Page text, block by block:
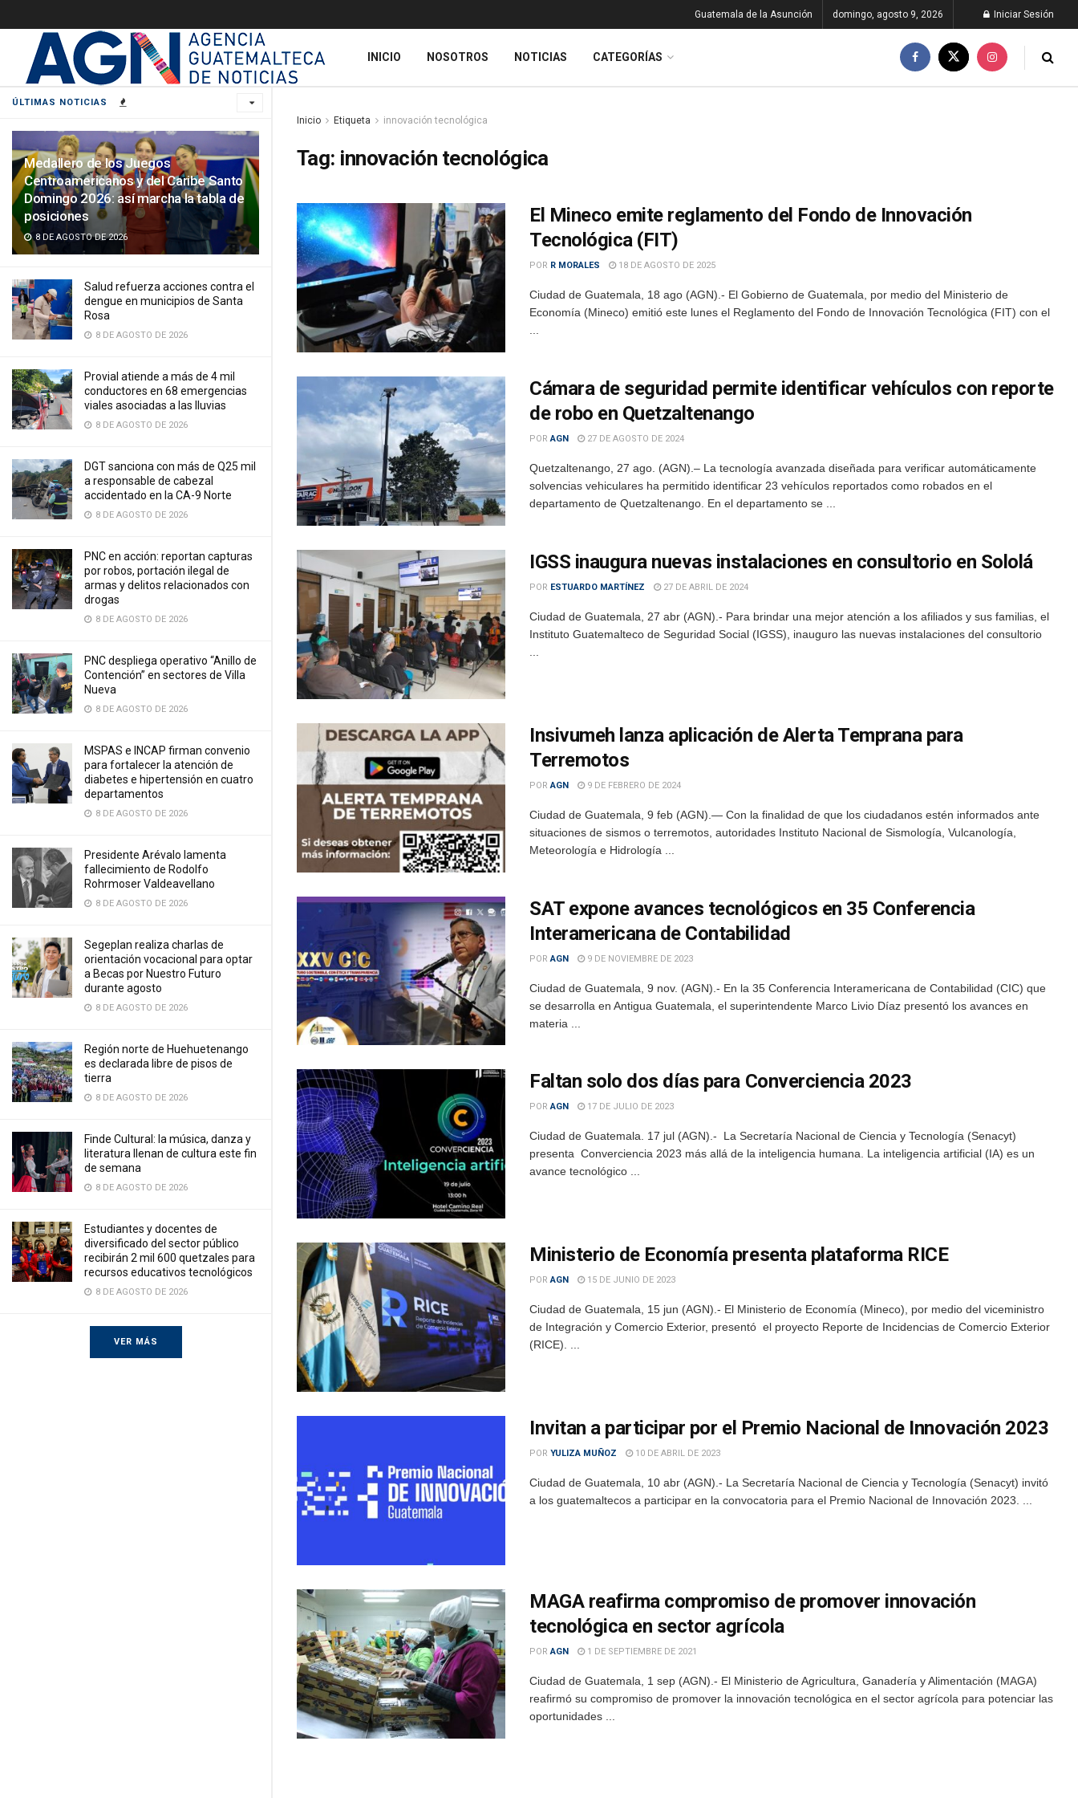
ÚLTIMAS NOTICIAS
Medallero de los Juegos
Centroamericanos y del Caribe Santo
Domingo 2026: así marcha la tabla de
posiciones
8 DE AGOSTO DE 2026
Salud refuerza acciones contra el
dengue en municipios de Santa
Rosa
8 DE AGOSTO DE 2026
Provial atiende a más de 4 mil
conductores en 68 emergencias
viales asociadas a las lluvias
8 DE AGOSTO DE 2026
DGT sanciona con más de Q25 mil
a responsable de cabezal
accidentado en la CA-9 Norte
8 DE AGOSTO DE 2026
PNC en acción: reportan capturas
por robos, portación ilegal de
armas y delitos relacionados con
drogas
8 DE AGOSTO DE 2026
PNC despliega operativo “Anillo de
Contención” en sectores de Villa
Nueva
8 DE AGOSTO DE 2026
MSPAS e INCAP firman convenio
para fortalecer la atención de
diabetes e hipertensión en cuatro
departamentos
8 DE AGOSTO DE 2026
Presidente Arévalo lamenta
fallecimiento de Rodolfo
Rohrmoser Valdeavellano
8 DE AGOSTO DE 2026
Segeplan realiza charlas de
orientación vocacional para optar
a Becas por Nuestro Futuro
durante agosto
8 DE AGOSTO DE 2026
Región norte de Huehuetenango
es declarada libre de pisos de
tierra
8 DE AGOSTO DE 2026
Finde Cultural: la música, danza y
literatura llenan de cultura este fin
de semana
8 DE AGOSTO DE 2026
Estudiantes y docentes de
diversificado del sector público
recibirán 2 mil 600 quetzales para
recursos educativos tecnológicos
8 DE AGOSTO DE 2026
VER MÁS
Guatemala de la Asunción domingo, agosto 9, 2026 Iniciar Sesión
INICIO NOSOTROS NOTICIAS CATEGORÍAS
Inicio Etiqueta innovación tecnológica
Tag: innovación tecnológica
El Mineco emite reglamento del Fondo de Innovación
Tecnológica (FIT)
POR R MORALES 18 DE AGOSTO DE 2025
Ciudad de Guatemala, 18 ago (AGN).- El Gobierno de Guatemala, por medio del Ministerio de
Economía (Mineco) emitió este lunes el Reglamento del Fondo de Innovación Tecnológica (FIT) con el
Cámara de seguridad permite identificar vehículos con reporte
de robo en Quetzaltenango
POR AGN 27 DE AGOSTO DE 2024
Quetzaltenango, 27 ago. (AGN).– La tecnología avanzada diseñada para verificar automáticamente
solvencias vehiculares ha permitido identificar 23 vehículos reportados como robados en el
departamento de Quetzaltenango. En el departamento se ...
IGSS inaugura nuevas instalaciones en consultorio en Sololá
POR ESTUARDO MARTÍNEZ 27 DE ABRIL DE 2024
Ciudad de Guatemala, 27 abr (AGN).- Para brindar una mejor atención a los afiliados y sus familias, el
Instituto Guatemalteco de Seguridad Social (IGSS), inauguro las nuevas instalaciones del consultorio
Insivumeh lanza aplicación de Alerta Temprana para
Terremotos
POR AGN 9 DE FEBRERO DE 2024
Ciudad de Guatemala, 9 feb (AGN).— Con la finalidad de que los ciudadanos estén informados ante
situaciones de sismos o terremotos, autoridades Instituto Nacional de Sismología, Vulcanología,
Meteorología e Hidrología ...
SAT expone avances tecnológicos en 35 Conferencia
Interamericana de Contabilidad
POR AGN 9 DE NOVIEMBRE DE 2023
Ciudad de Guatemala, 9 nov. (AGN).- En la 35 Conferencia Interamericana de Contabilidad (CIC) que
se desarrolla en Antigua Guatemala, el superintendente Marco Livio Díaz presentó los avances en
materia ...
Faltan solo dos días para Converciencia 2023
POR AGN 17 DE JULIO DE 2023
Ciudad de Guatemala. 17 jul (AGN).- La Secretaría Nacional de Ciencia y Tecnología (Senacyt)
presenta Converciencia 2023 más allá de la inteligencia humana. La inteligencia artificial (IA) es un
avance tecnológico ...
Ministerio de Economía presenta plataforma RICE
POR AGN 15 DE JUNIO DE 2023
Ciudad de Guatemala, 15 jun (AGN).- El Ministerio de Economía (Mineco), por medio del viceministro
de Integración y Comercio Exterior, presentó el proyecto Reporte de Incidencias de Comercio Exterior
(RICE). ...
Invitan a participar por el Premio Nacional de Innovación 2023
POR YULIZA MUÑOZ 10 DE ABRIL DE 2023
Ciudad de Guatemala, 10 abr (AGN).- La Secretaría Nacional de Ciencia y Tecnología (Senacyt) invitó
a los guatemaltecos a participar en la convocatoria para el Premio Nacional de Innovación 2023. ...
MAGA reafirma compromiso de promover innovación
tecnológica en sector agrícola
POR AGN 1 DE SEPTIEMBRE DE 2021
Ciudad de Guatemala, 1 sep (AGN).- El Ministerio de Agricultura, Ganadería y Alimentación (MAGA)
reafirmó su compromiso de promover la innovación tecnológica en el sector agrícola para potenciar las
oportunidades ...